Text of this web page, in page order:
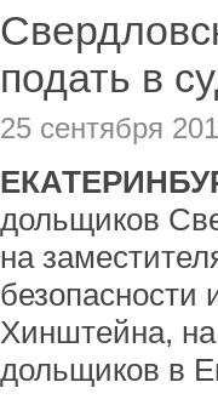
подать в
25 сентября
дольщиков
на
безопасности
Хинштейна,
дольщиков в